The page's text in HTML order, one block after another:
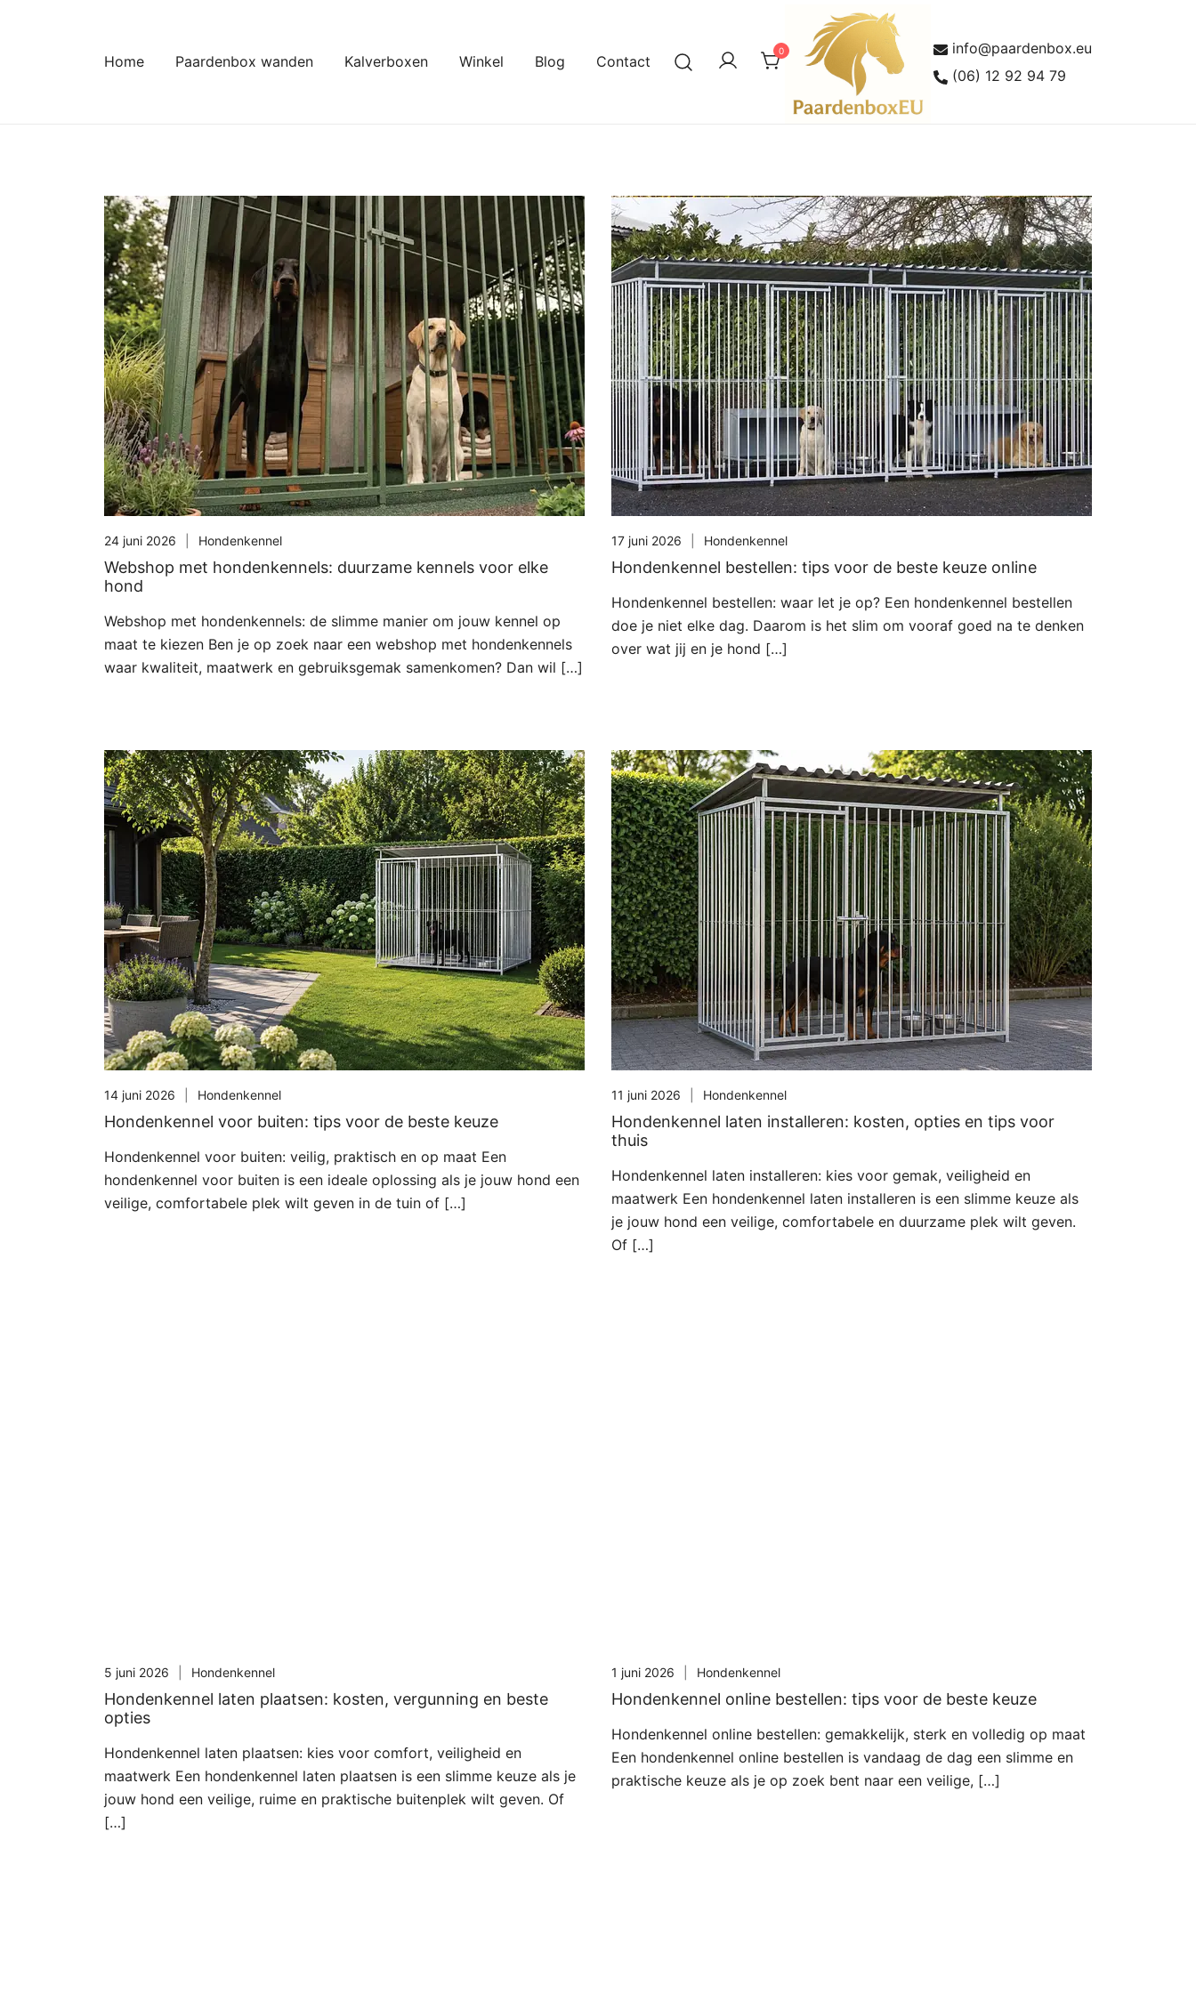
Home Paardenbox wanden Kalverboxen Winkel Blog Contact
0
info@paardenbox.eu
(06) 12 92 94 79
24 juni 2026 Hondenkennel
Webshop met hondenkennels: duurzame kennels voor elke
hond
Webshop met hondenkennels: de slimme manier om jouw kennel op
maat te kiezen Ben je op zoek naar een webshop met hondenkennels
waar kwaliteit, maatwerk en gebruiksgemak samenkomen? Dan wil […]
17 juni 2026 Hondenkennel
Hondenkennel bestellen: tips voor de beste keuze online
Hondenkennel bestellen: waar let je op? Een hondenkennel bestellen
doe je niet elke dag. Daarom is het slim om vooraf goed na te denken
over wat jij en je hond […]
14 juni 2026 Hondenkennel
Hondenkennel voor buiten: tips voor de beste keuze
Hondenkennel voor buiten: veilig, praktisch en op maat Een
hondenkennel voor buiten is een ideale oplossing als je jouw hond een
veilige, comfortabele plek wilt geven in de tuin of […]
11 juni 2026 Hondenkennel
Hondenkennel laten installeren: kosten, opties en tips voor
thuis
Hondenkennel laten installeren: kies voor gemak, veiligheid en
maatwerk Een hondenkennel laten installeren is een slimme keuze als
je jouw hond een veilige, comfortabele en duurzame plek wilt geven.
Of […]
5 juni 2026 Hondenkennel
Hondenkennel laten plaatsen: kosten, vergunning en beste
opties
Hondenkennel laten plaatsen: kies voor comfort, veiligheid en
maatwerk Een hondenkennel laten plaatsen is een slimme keuze als je
jouw hond een veilige, ruime en praktische buitenplek wilt geven. Of
[…]
1 juni 2026 Hondenkennel
Hondenkennel online bestellen: tips voor de beste keuze
Hondenkennel online bestellen: gemakkelijk, sterk en volledig op maat
Een hondenkennel online bestellen is vandaag de dag een slimme en
praktische keuze als je op zoek bent naar een veilige, […]